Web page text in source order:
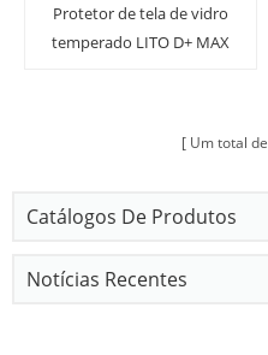
Protetor de tela de vidro
temperado LITO D+ MAX
Um total de
Catálogos De Produtos
Notícias Recentes